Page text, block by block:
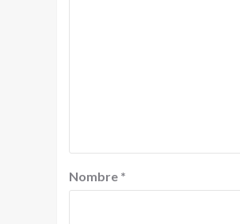
Nombre *